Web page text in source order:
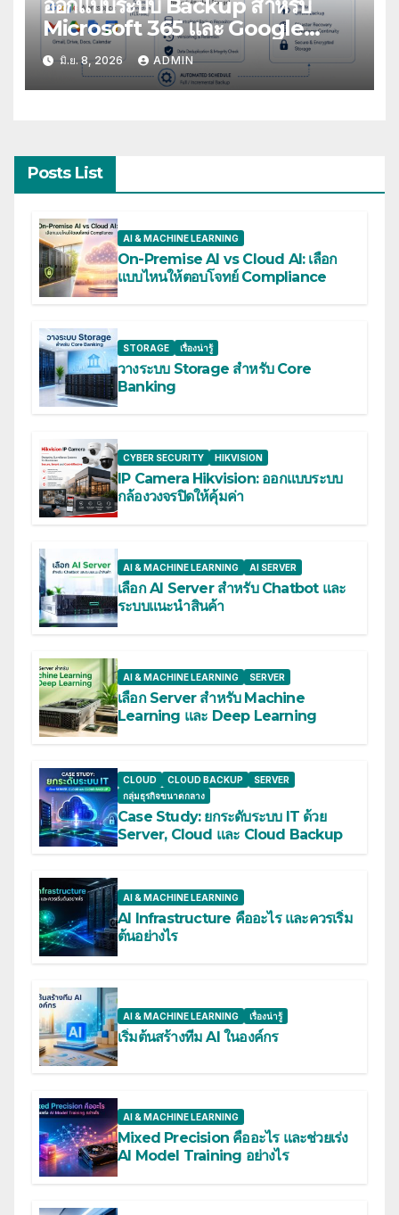
ออกแบบระบบ Backup สำหรับ
Microsoft 365 และ Google
Workspace
มิ.ย. 8, 2026 ADMIN
Posts List
AI & MACHINE LEARNING
On-Premise AI vs Cloud AI: เลือก
แบบไหนให้ตอบโจทย์ Compliance
STORAGE เรื่องน่ารู้
วางระบบ Storage สำหรับ Core
Banking
CYBER SECURITY HIKVISION
IP Camera Hikvision: ออกแบบระบบ
กล้องวงจรปิดให้คุ้มค่า
AI & MACHINE LEARNING AI SERVER
เลือก AI Server สำหรับ Chatbot และ
ระบบแนะนำสินค้า
AI & MACHINE LEARNING SERVER
เลือก Server สำหรับ Machine
Learning และ Deep Learning
CLOUD CLOUD BACKUP
SERVER
กลุ่มธุรกิจขนาดกลาง
Case Study: ยกระดับระบบ IT ด้วย
Server, Cloud และ Cloud Backup
AI & MACHINE LEARNING
AI Infrastructure คืออะไร และควรเริ่ม
ต้นอย่างไร
AI & MACHINE LEARNING เรื่องน่ารู้
เริ่มต้นสร้างทีม AI ในองค์กร
AI & MACHINE LEARNING
Mixed Precision คืออะไร และช่วยเร่ง
AI Model Training อย่างไร